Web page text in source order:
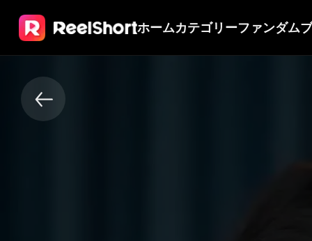
ホームカテゴリーファンダム